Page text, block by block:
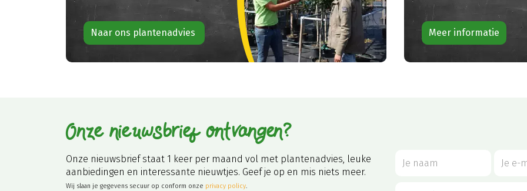
Naar ons plantenadvies Meer informatie
Onze nieuwsbrief ontvangen?
Onze nieuwsbrief staat 1 keer per maand vol met plantenadvies, leuke
aanbiedingen en interessante nieuwtjes. Geef je op en mis niets meer.
Wij slaan je gegevens secuur op conform onze privacy policy.